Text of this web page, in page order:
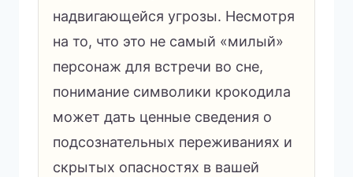
надвигающейся угрозы. Несмотря
на то, что это не самый «милый»
персонаж для встречи во сне,
понимание символики крокодила
может дать ценные сведения о
подсознательных переживаниях и
скрытых опасностях в вашей